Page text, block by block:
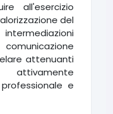
all'esercizio
del
attenuanti
e